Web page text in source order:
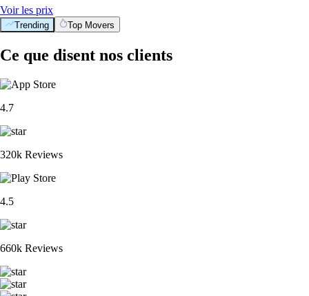
Voir les prix
Trending Top Movers
Ce que disent nos clients
4.7
320k Reviews
4.5
660k Reviews